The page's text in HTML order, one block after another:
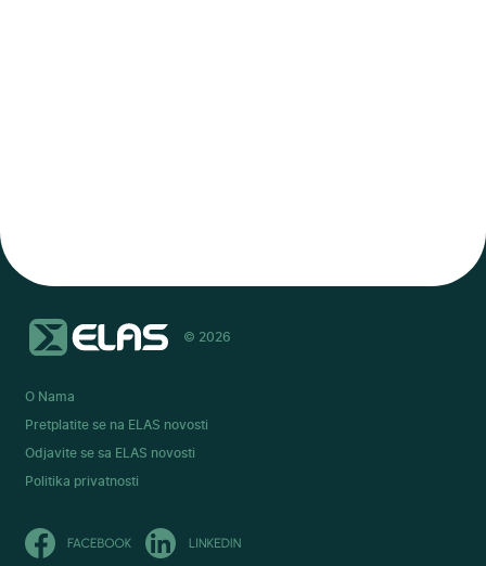
© 2026
O Nama
Pretplatite se na ELAS novosti
Odjavite se sa ELAS novosti
Politika privatnosti